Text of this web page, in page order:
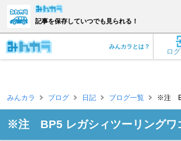
記事を保存していつでも見られる！
ロ
みんカラとは？
みんカラ ブログ 日記 ブログ一覧 ※注
※注 BP5 レガシィツーリングワ